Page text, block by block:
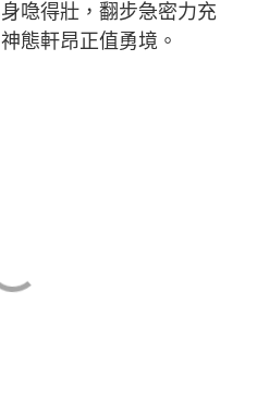
喼得壯，翻步急密力充
態軒昂正值勇境。